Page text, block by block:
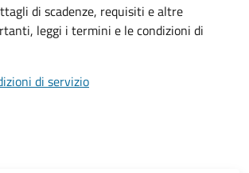
di scadenze, requisiti e altre
leggi i termini e le condizioni di
di servizio